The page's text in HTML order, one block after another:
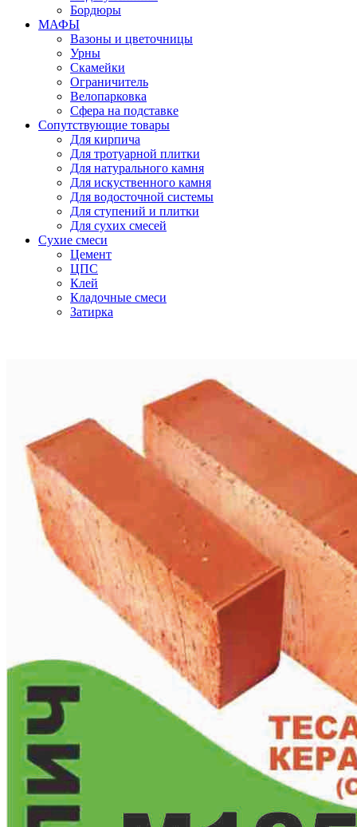
Бордюры
МАФЫ
Вазоны и цветочницы
Урны
Скамейки
Ограничитель
Велопарковка
Сфера на подставке
Сопутствующие товары
Для кирпича
Для тротуарной плитки
Для натурального камня
Для искуственного камня
Для водосточной системы
Для ступений и плитки
Для сухих смесей
Сухие смеси
Цемент
ЦПС
Клей
Кладочные смеси
Затирка